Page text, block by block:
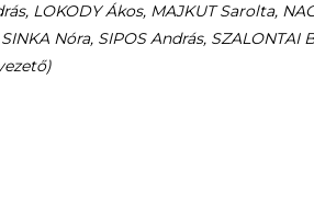
LOKODY Ákos, MAJKUT Sarolta,
Nóra, SIPOS András, SZALONTAI